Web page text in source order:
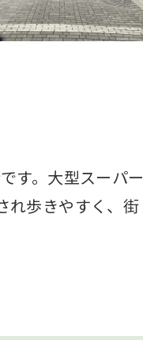
す。大型スーパー
れ歩きやすく、街